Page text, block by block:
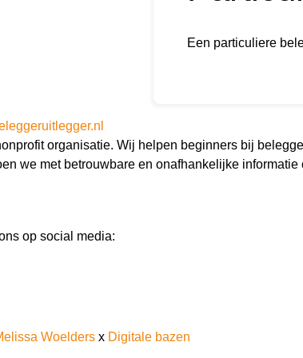
Een particuliere
organisatie. Wij helpen beginners bij
we met betrouwbare en onafhankelijke
op social media:
Woelders x Digitale bazen